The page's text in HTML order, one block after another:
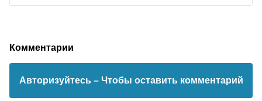
Комментарии
Авторизуйтесь – Чтобы оставить комментарий